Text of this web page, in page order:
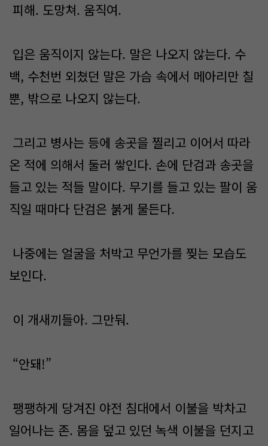
피해. 도망쳐. 움직여.
입은 움직이지 않는다. 말은 나오지 않는다. 수
백, 수천번 외쳤던 말은 가슴 속에서 메아리만 칠
뿐, 밖으로 나오지 않는다.
그리고 병사는 등에 송곳을 찔리고 이어서 따라
온 적에 의해서 둘러 쌓인다. 손에 단검과 송곳을
들고 있는 적들 말이다. 무기를 들고 있는 팔이 움
직일 때마다 단검은 붉게 물든다.
나중에는 얼굴을 처박고 무언가를 찢는 모습도
보인다.
이 개새끼들아. 그만둬.
“안돼!”
팽팽하게 당겨진 야전 침대에서 이불을 박차고
일어나는 존. 몸을 덮고 있던 녹색 이불을 던지고